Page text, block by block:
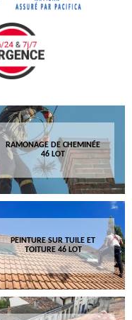
RAMONAGE DE CHEMINÉE
46 LOT
PEINTURE SUR TUILE ET
TOITURE 46 LOT